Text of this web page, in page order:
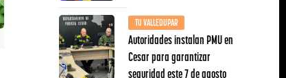
TU VALLEDUPAR
Autoridades instalan PMU en
Cesar para garantizar
seguridad este 7 de agosto